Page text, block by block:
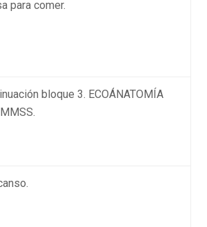
para comer.
bloque 3. ECOÁNATOMÍA